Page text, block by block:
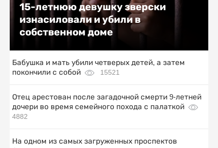
15-летнюю девушку зверски
изнасиловали и убили в
собственном доме
Бабушка и мать убили четверых детей, а затем
покончили с собой
15521
Отец арестован после загадочной смерти 9-летней
дочери во время семейного похода с палаткой
4882
На одном из самых загруженных проспектов